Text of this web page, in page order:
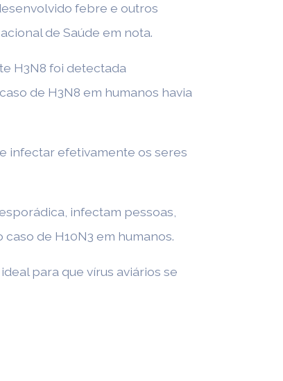
febre e outros
de Saúde em nota.
H3N8 foi detectada
de H3N8 em humanos havia
infectar efetivamente os seres
infectam pessoas,
de H10N3 em humanos.
para que vírus aviários se